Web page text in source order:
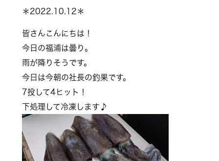
＊2022.10.12＊
皆さんこんにちは！
今日の福浦は曇り。
雨が降りそうです。
今日は今朝の社長の釣果です。
7投して4ヒット！
下処理して冷凍します♪